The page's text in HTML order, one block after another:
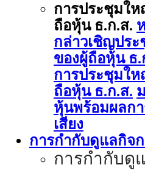
การประชุมใ
ถือหุ้น ธ.ก.ส.
กล่าวเชิญปร
ของผู้ถือหุ้น ธ.
การประชุมใ
ถือหุ้น ธ.ก.ส.
หุ้นพร้อมผลก
เสียง
การกำกับดูแลกิจ
การกำกับดู